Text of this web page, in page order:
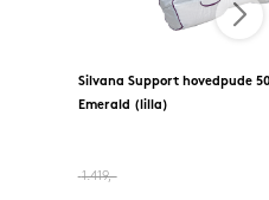
Silvana Support hovedpude
Emerald (lilla)
1.419,-